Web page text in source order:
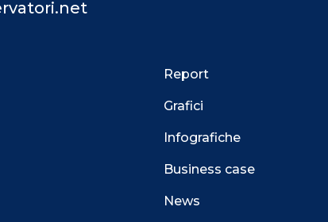
Report
Grafici
Infografiche
Business case
News